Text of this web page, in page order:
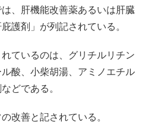
、肝機能改善薬あるいは肝臓
護剤」が列記されている。
ているのは、グリチルリチン
酸、小柴胡湯、アミノエチル
どである。
改善と記されている。